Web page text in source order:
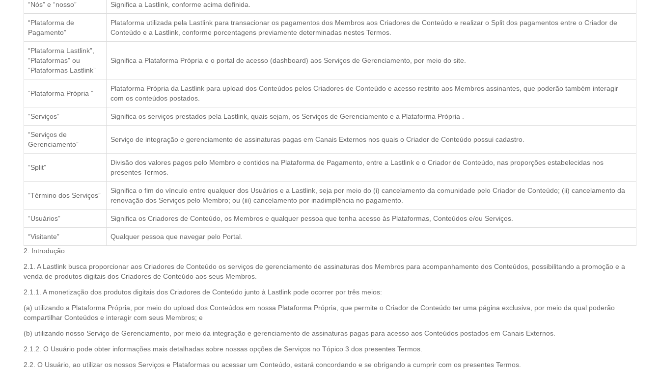
“Nós” e “nosso” Significa a Lastlink, conforme acima definida.
“Plataforma de
Pagamento”
Plataforma utilizada pela Lastlink para transacionar os pagamentos dos Membros aos Criadores de Conteúdo e realizar o Split dos pagamentos entre o Criador de
Conteúdo e a Lastlink, conforme porcentagens previamente determinadas nestes Termos.
“Plataforma Lastlink”,
“Plataformas” ou
“Plataformas Lastlink”
Significa a Plataforma Própria e o portal de acesso (dashboard) aos Serviços de Gerenciamento, por meio do site.
“Plataforma Própria ”
Plataforma Própria da Lastlink para upload dos Conteúdos pelos Criadores de Conteúdo e acesso restrito aos Membros assinantes, que poderão também interagir
com os conteúdos postados.
“Serviços” Significa os serviços prestados pela Lastlink, quais sejam, os Serviços de Gerenciamento e a Plataforma Própria .
“Serviços de
Gerenciamento”
Serviço de integração e gerenciamento de assinaturas pagas em Canais Externos nos quais o Criador de Conteúdo possui cadastro.
“Split”
Divisão dos valores pagos pelo Membro e contidos na Plataforma de Pagamento, entre a Lastlink e o Criador de Conteúdo, nas proporções estabelecidas nos
presentes Termos.
“Término dos Serviços”
Significa o fim do vínculo entre qualquer dos Usuários e a Lastlink, seja por meio do (i) cancelamento da comunidade pelo Criador de Conteúdo; (ii) cancelamento da
renovação dos Serviços pelo Membro; ou (iii) cancelamento por inadimplência no pagamento.
“Usuários” Significa os Criadores de Conteúdo, os Membros e qualquer pessoa que tenha acesso às Plataformas, Conteúdos e/ou Serviços.
“Visitante”
Qualquer pessoa que navegar pelo Portal.
2. Introdução
2.1. A Lastlink busca proporcionar aos Criadores de Conteúdo os serviços de gerenciamento de assinaturas dos Membros para acompanhamento dos Conteúdos, possibilitando a promoção e a
venda de produtos digitais dos Criadores de Conteúdo aos seus Membros.
2.1.1. A monetização dos produtos digitais dos Criadores de Conteúdo junto à Lastlink pode ocorrer por três meios:
(a) utilizando a Plataforma Própria, por meio do upload dos Conteúdos em nossa Plataforma Própria, que permite o Criador de Conteúdo ter uma página exclusiva, por meio da qual poderão
compartilhar Conteúdos e interagir com seus Membros; e
(b) utilizando nosso Serviço de Gerenciamento, por meio da integração e gerenciamento de assinaturas pagas para acesso aos Conteúdos postados em Canais Externos.
2.1.2. O Usuário pode obter informações mais detalhadas sobre nossas opções de Serviços no Tópico 3 dos presentes Termos.
2.2. O Usuário, ao utilizar os nossos Serviços e Plataformas ou acessar um Conteúdo, estará concordando e se obrigando a cumprir com os presentes Termos.